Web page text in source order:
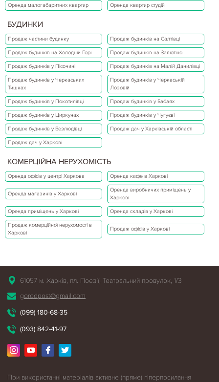
Оренда малогабаритних квартир Оренда квартир студій
БУДИНКИ
Продаж частини будинку Продаж будинків на Салтівці
Продаж будинків на Холодній Горі Продаж будинків на Залютіно
Продаж будинків у Пісочині Продаж будинків на Малій Данилівці
Продаж будинків у Черкаських
Тишках
Продаж будинків у Черкаській
Лозовій
Продаж будинків у Покотилівці Продаж будинків у Бабаях
Продаж будинків у Циркунах Продаж будинків у Чугуєві
Продаж будинків у Безлюдівці Продаж дач у Харківській області
Продаж дач у Харкові
КОМЕРЦІЙНА НЕРУХОМІСТЬ
Оренда офісів у центрі Харкова Оренда кафе в Харкові
Оренда магазинів у Харкові
Оренда виробничих приміщень у
Харкові
Оренда приміщень у Харкові Оренда складів у Харкові
Продаж комерційної нерухомості в
Харкові
Продаж офісів у Харкові
61057 м. Харків, пл. Поезії, Театральний провулок, 1/3
gorodpost@gmail.com
(099) 180-68-35
(093) 842-41-97
При використанні матеріалів активне (пряме) гіперпосилання